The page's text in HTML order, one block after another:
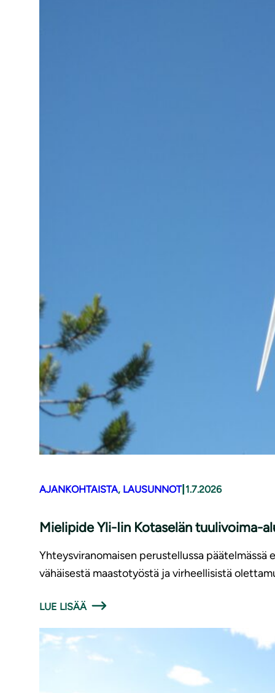
AJANKOHTAISTA, LAUSUNNOT| 1.7.2026
Mielipide Yli-Iin Kotaselän tuulivoima-
Yhteysviranomaisen perustellussa
vähäisestä maastotyöstä ja virheellisistä
LUE LISÄÄ